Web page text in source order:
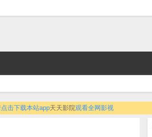
击下载本站app天天影院观看全网影视